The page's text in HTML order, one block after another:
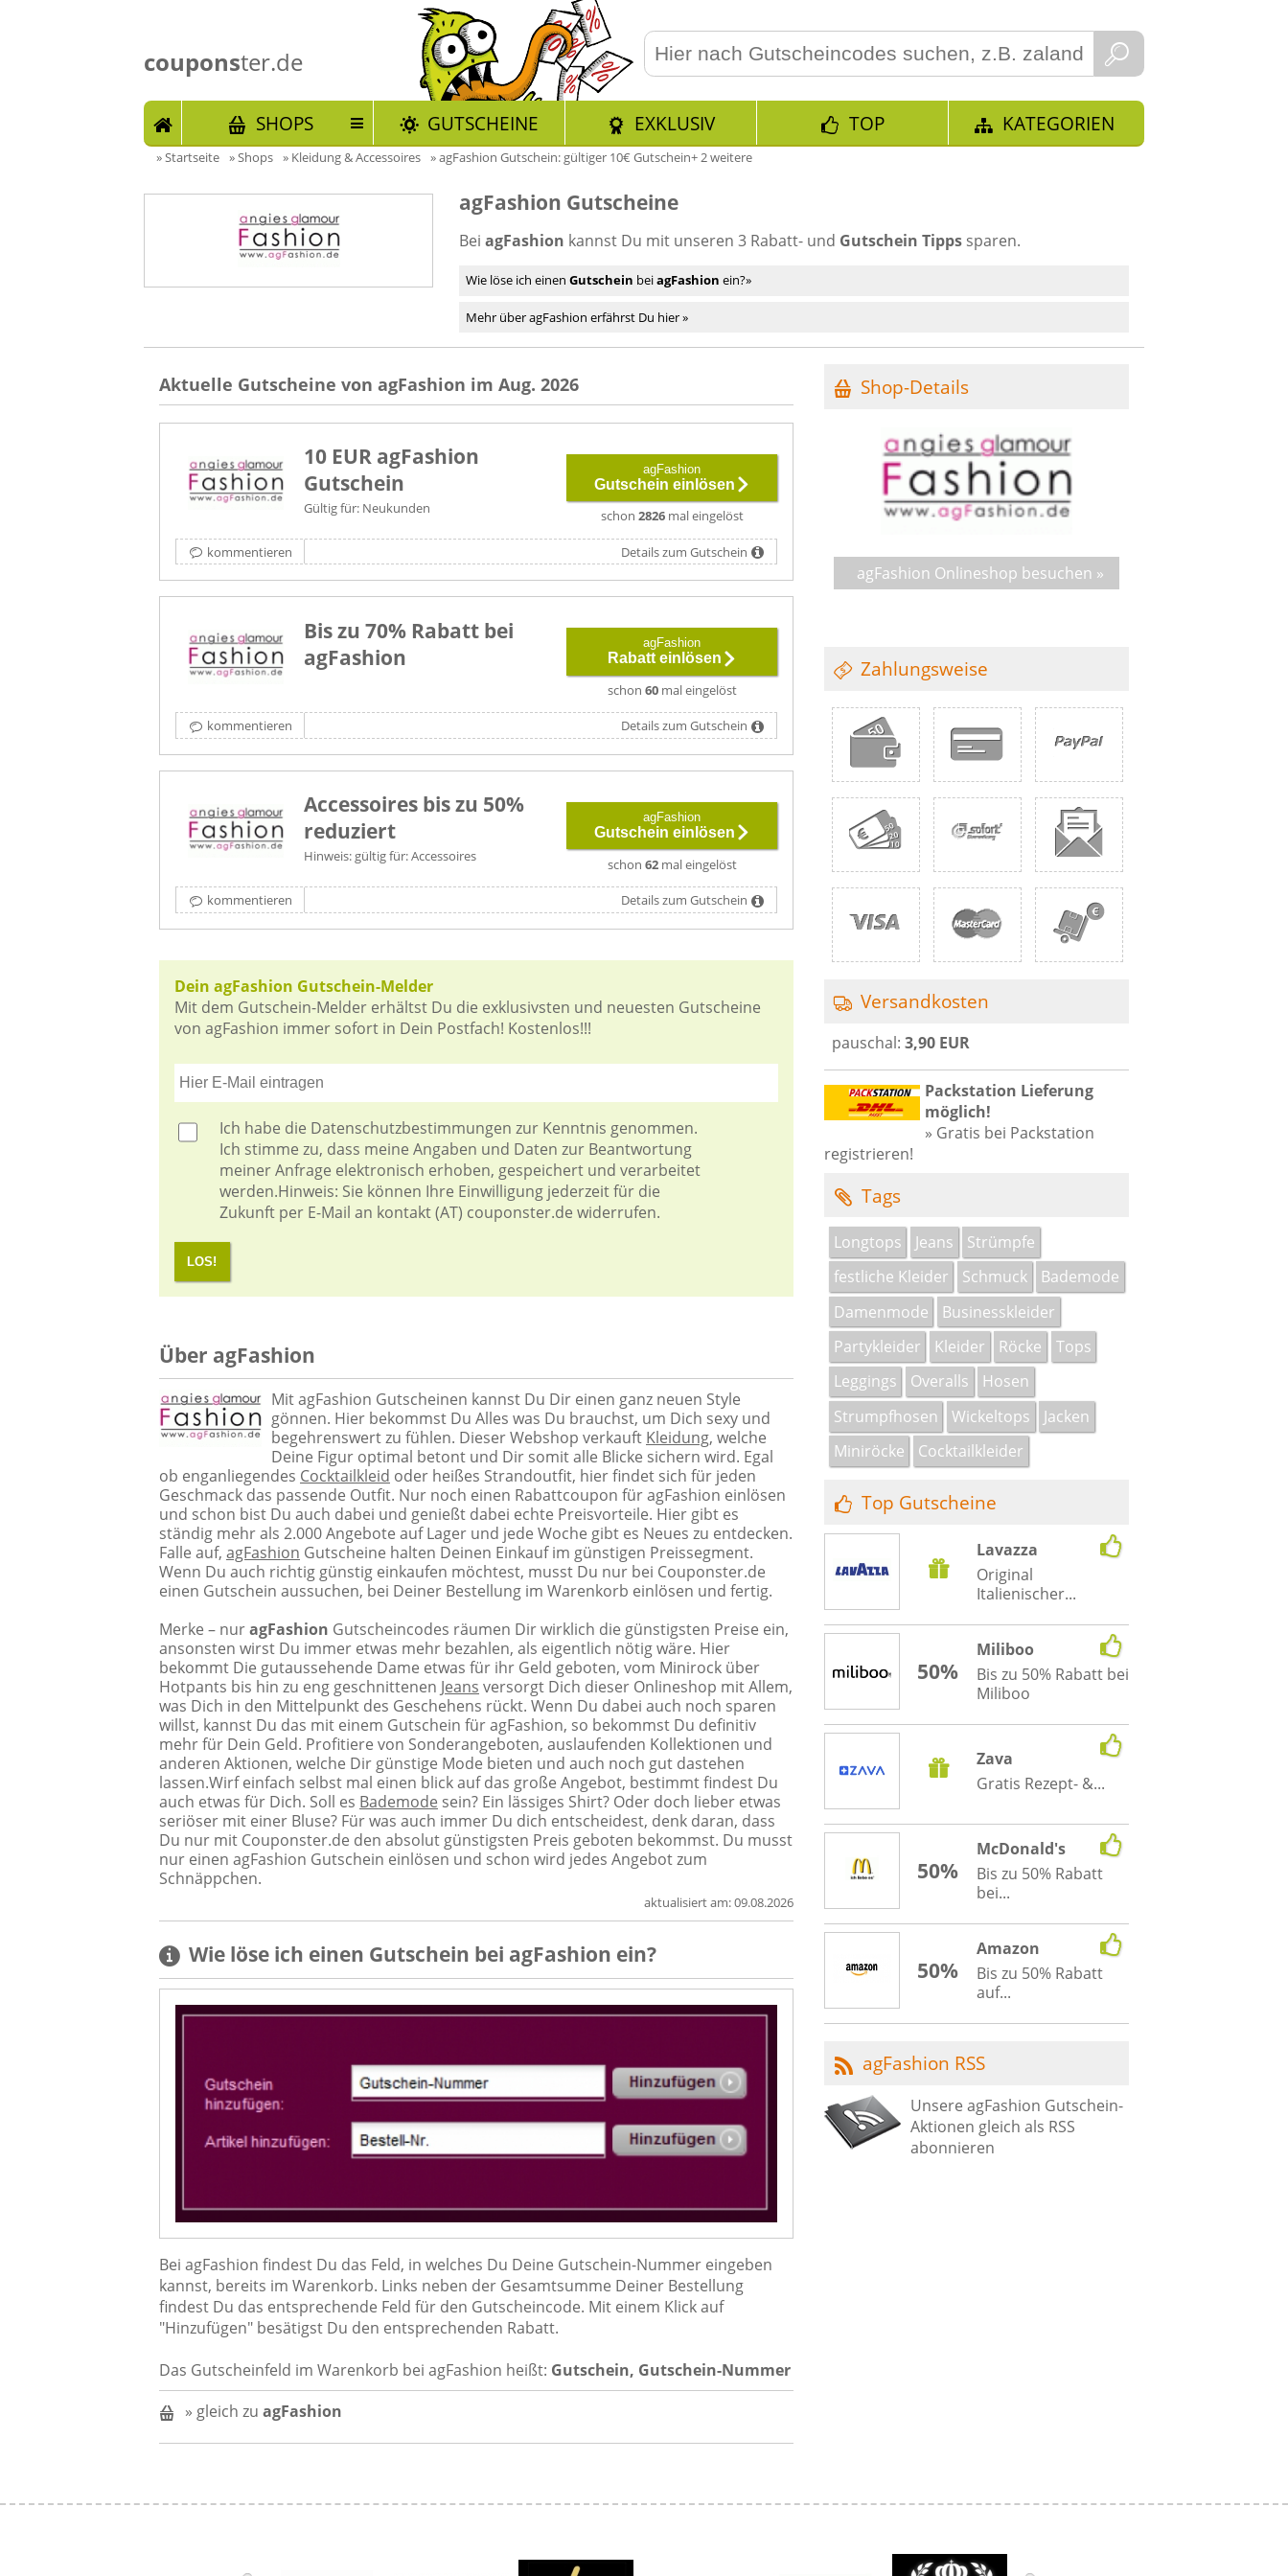
couponster.de
START SHOPS GUTSCHEINE EXKLUSIV TOP KATEGORIEN
»Startseite »Shops » Kleidung & Accessoires »agFashion Gutschein: gültiger 10€ Gutschein+ 2 weitere
agFashion Gutscheine
BeiagFashion kannst Du mit unseren 3 Rabatt- und Gutschein Tipps sparen.
Wie löse ich einen Gutschein beiagFashion ein?»
Mehr über agFashion erfährst Du hier »
Aktuelle Gutscheine von agFashion im Aug. 2026
10 EUR agFashion
Gutschein
Gültig für: Neukunden
agFashion
Gutschein einlösen
schon 2826mal eingelöst
kommentieren Details zum Gutschein
Bis zu 70% Rabatt bei
agFashion
agFashion
Rabatt einlösen
schon 60mal eingelöst
kommentieren Details zum Gutschein
Accessoires bis zu 50%
reduziert
Hinweis: gültig für: Accessoires
agFashion
Gutschein einlösen
schon 62mal eingelöst
kommentieren Details zum Gutschein
Dein agFashion Gutschein-Melder
Mit dem Gutschein-Melder erhältst Du die exklusivsten und neuesten Gutscheine
von agFashion immer sofort in Dein Postfach! Kostenlos!!!
Ich habe die Datenschutzbestimmungen zur Kenntnis genommen.
Ich stimme zu, dass meine Angaben und Daten zur Beantwortung
meiner Anfrage elektronisch erhoben, gespeichert und verarbeitet
werden.Hinweis: Sie können Ihre Einwilligung jederzeit für die
Zukunft per E-Mail an kontakt (AT) couponster.de widerrufen.
LOS!
Über agFashion
Mit agFashion Gutscheinen kannst Du Dir einen ganz neuen Style
gönnen. Hier bekommst Du Alles was Du brauchst, um Dich sexy und
begehrenswert zu fühlen. Dieser Webshop verkauft Kleidung, welche
Deine Figur optimal betont und Dir somit alle Blicke sichern wird. Egal
ob enganliegendes Cocktailkleid oder heißes Strandoutfit, hier findet sich für jeden
Geschmack das passende Outfit. Nur noch einen Rabattcoupon für agFashion einlösen
und schon bist Du auch dabei und genießt dabei echte Preisvorteile. Hier gibt es
ständig mehr als 2.000 Angebote auf Lager und jede Woche gibt es Neues zu entdecken.
Falle auf, agFashion Gutscheine halten Deinen Einkauf im günstigen Preissegment.
Wenn Du auch richtig günstig einkaufen möchtest, musst Du nur bei Couponster.de
einen Gutschein aussuchen, bei Deiner Bestellung im Warenkorb einlösen und fertig.
Merke – nuragFashion Gutscheincodes räumen Dir wirklich die günstigsten Preise ein,
ansonsten wirst Du immer etwas mehr bezahlen, als eigentlich nötig wäre. Hier
bekommt Die gutaussehende Dame etwas für ihr Geld geboten, vom Minirock über
Hotpants bis hin zu eng geschnittenen Jeans versorgt Dich dieser Onlineshop mit Allem,
was Dich in den Mittelpunkt des Geschehens rückt. Wenn Du dabei auch noch sparen
willst, kannst Du das mit einem Gutschein für agFashion, so bekommst Du definitiv
mehr für Dein Geld. Profitiere von Sonderangeboten, auslaufenden Kollektionen und
anderen Aktionen, welche Dir günstige Mode bieten und auch noch gut dastehen
lassen.Wirf einfach selbst mal einen blick auf das große Angebot, bestimmt findest Du
auch etwas für Dich. Soll es Bademode sein? Ein lässiges Shirt? Oder doch lieber etwas
seriöser mit einer Bluse? Für was auch immer Du dich entscheidest, denk daran, dass
Du nur mit Couponster.de den absolut günstigsten Preis geboten bekommst. Du musst
nur einen agFashion Gutschein einlösen und schon wird jedes Angebot zum
Schnäppchen.
aktualisiert am:09.08.2026
Wie löse ich einen Gutschein bei agFashion ein?
Bei agFashion findest Du das Feld, in welches Du Deine Gutschein-Nummer eingeben
kannst, bereits im Warenkorb. Links neben der Gesamtsumme Deiner Bestellung
findest Du das entsprechende Feld für den Gutscheincode. Mit einem Klick auf
"Hinzufügen" besätigst Du den entsprechenden Rabatt.
Das Gutscheinfeld im Warenkorb bei agFashion heißt: Gutschein, Gutschein-Nummer
» gleich zuagFashion
Shop-Details
agFashion Onlineshop besuchen »
Zahlungsweise
Versandkosten
pauschal: 3,90 EUR
Packstation Lieferung
möglich!
» Gratis bei Packstation
registrieren!
Tags
Longtops Jeans
Strümpfe
festliche Kleider
Schmuck
Bademode
Damenmode
Businesskleider
Partykleider
Kleider Röcke
Tops
Leggings
Overalls
Hosen
Strumpfhosen
Wickeltops
Jacken
Miniröcke
Cocktailkleider
Top Gutscheine
Lavazza
Original
Italienischer...
50%
Miliboo
Bis zu 50% Rabatt bei
Miliboo
Zava
Gratis Rezept- &...
50%
McDonald's
Bis zu 50% Rabatt
bei...
50%
Amazon
Bis zu 50% Rabatt
auf...
agFashion RSS
Unsere agFashion Gutschein-
Aktionen gleich als RSS
abonnieren